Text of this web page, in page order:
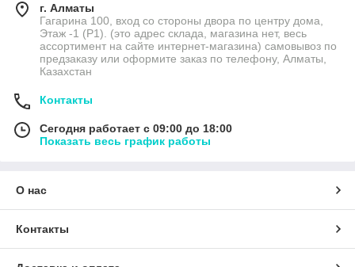
г. Алматы
Гагарина 100, вход со стороны двора по центру дома,
Этаж -1 (P1). (это адрес склада, магазина нет, весь
ассортимент на сайте интернет-магазина) самовывоз по
предзаказу или оформите заказ по телефону, Алматы,
Казахстан
Контакты
Сегодня работает с 09:00 до 18:00
Показать весь график работы
О нас
Контакты